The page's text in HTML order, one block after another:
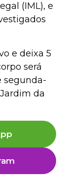
(IML), e
e deixa 5
será
segunda-
da